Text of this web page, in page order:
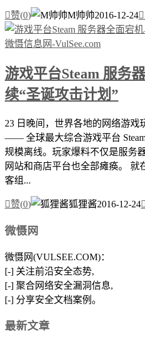
赞(0) M帅帅2016-12-24
游戏平台Steam 服务
续“圣诞攻击计划”
23 日晚间，世界各地的网络游戏
—— 全球最大综合游戏平台
规模离线。玩家爆料不仅是服务
网站和商店平台也全部瘫痪。 就
客组...
赞(0) 狐狸酱2016-12-24
微慑网
微慑网(VULSEE.COM)：
[-] 关注前沿安全态势,
[-] 聚合网络安全漏洞信息,
[-] 分享安全文档案例。
最新文章